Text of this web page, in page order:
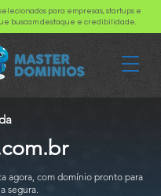
para empresas, startups e
buscam destaque e credibilidade.
agora, com domínio pronto para
segura.